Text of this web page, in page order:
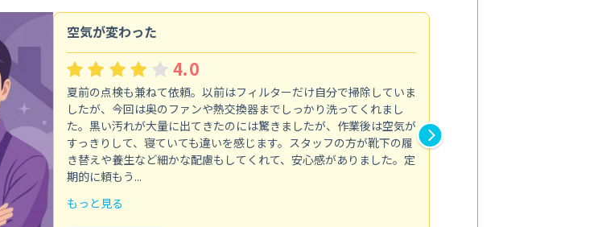
空気が変わった
4.0
夏前の点検も兼ねて依頼。以前はフィルターだけ自分で掃除していま
したが、今回は奥のファンや熱交換器までしっかり洗ってくれまし
た。黒い汚れが大量に出てきたのには驚きましたが、作業後は空気が
すっきりして、寝ていても違いを感じます。スタッフの方が靴下の履
き替えや養生など細かな配慮もしてくれて、安心感がありました。定
期的に頼もう...
もっと見る